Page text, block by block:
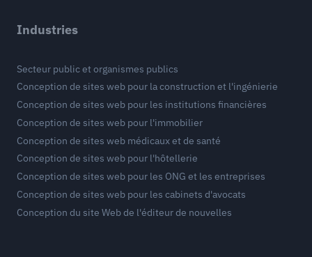
Industries
Secteur public et organismes publics
Conception de sites web pour la construction et l'ingénierie
Conception de sites web pour les institutions financières
Conception de sites web pour l'immobilier
Conception de sites web médicaux et de santé
Conception de sites web pour l'hôtellerie
Conception de sites web pour les ONG et les entreprises
Conception de sites web pour les cabinets d'avocats
Conception du site Web de l'éditeur de nouvelles